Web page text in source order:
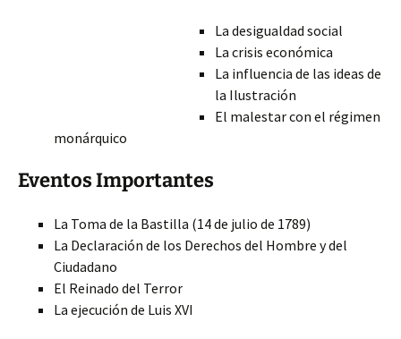
La desigualdad social
La crisis económica
La influencia de las ideas de
la Ilustración
El malestar con el régimen
monárquico
Eventos Importantes
La Toma de la Bastilla (14 de julio de 1789)
La Declaración de los Derechos del Hombre y del
Ciudadano
El Reinado del Terror
La ejecución de Luis XVI